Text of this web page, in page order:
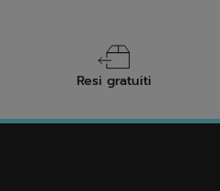
Resi gratuiti